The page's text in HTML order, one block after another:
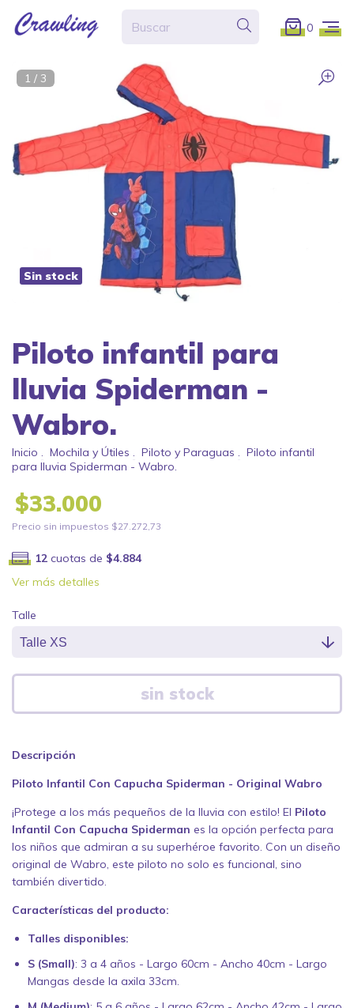
0
Piloto infantil para
lluvia Spiderman -
Wabro.
Inicio Mochila y Útiles Piloto y Paraguas
Piloto infantil
para lluvia Spiderman - Wabro.
$33.000
Precio sin impuestos $27.272,73
12cuotas de $4.884
Ver más detalles
Talle
Descripción
Piloto Infantil Con Capucha Spiderman - Original Wabro
¡Protege a los más pequeños de la lluvia con estilo! El Piloto
Infantil Con Capucha Spiderman es la opción perfecta para
los niños que admiran a su superhéroe favorito. Con un diseño
original de Wabro, este piloto no solo es funcional, sino
también divertido.
Características del producto:
Talles disponibles:
S (Small): 3 a 4 años - Largo 60cm - Ancho 40cm - Largo
Mangas desde la axila 33cm.
Sin stock
1 / 3